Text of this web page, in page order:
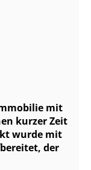
mit
kurzer Zeit
wurde mit
der